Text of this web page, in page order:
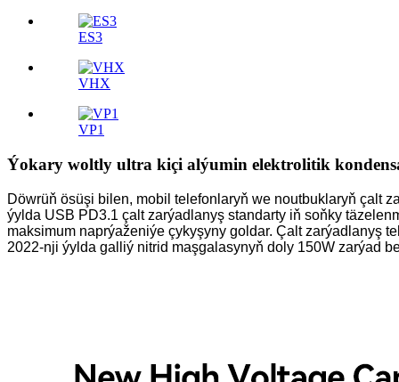
ES3
VHX
VP1
Ýokary woltly ultra kiçi alýumin elektrolitik
Döwrüň ösüşi bilen, mobil telefonlaryň we noutbuklaryň çalt
ýylda USB PD3.1 çalt zarýadlanyş standarty iň soňky
maksimum naprýaženiýe çykyşyny goldar. Çalt zarýadlanyş
2022-nji ýylda galliý nitrid maşgalasynyň doly 150W zarýad